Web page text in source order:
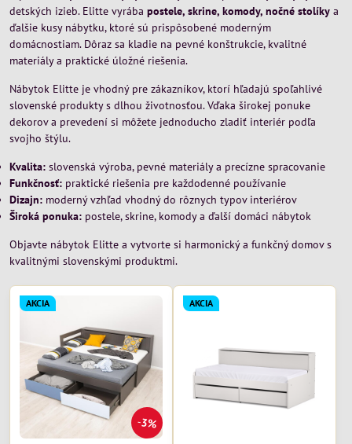
detských izieb. Elitte vyrába postele, skrine, komody, nočné stolíky a
ďalšie kusy nábytku, ktoré sú prispôsobené moderným
domácnostiam. Dôraz sa kladie na pevné konštrukcie, kvalitné
materiály a praktické úložné riešenia.
Nábytok Elitte je vhodný pre zákazníkov, ktorí hľadajú spoľahlivé
slovenské produkty s dlhou životnosťou. Vďaka širokej ponuke
dekorov a prevedení si môžete jednoducho zladiť interiér podľa
svojho štýlu.
Kvalita: slovenská výroba, pevné materiály a precízne spracovanie
Funkčnosť: praktické riešenia pre každodenné používanie
Dizajn: moderný vzhľad vhodný do rôznych typov interiérov
Široká ponuka: postele, skrine, komody a ďalší domáci nábytok
Objavte nábytok Elitte a vytvorte si harmonický a funkčný domov s
kvalitnými slovenskými produktmi.
3%
AKCIA AKCIA